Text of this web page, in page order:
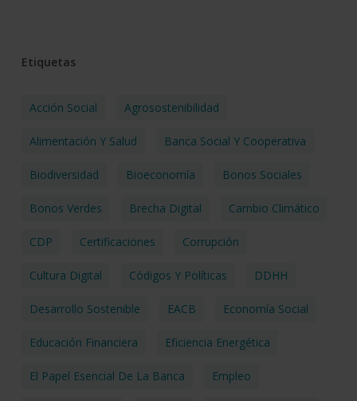
Etiquetas
Acción Social Agrosostenibilidad
Alimentación Y Salud Banca Social Y Cooperativa
Biodiversidad Bioeconomía Bonos Sociales
Bonos Verdes Brecha Digital Cambio Climático
CDP Certificaciones Corrupción
Cultura Digital Códigos Y Políticas DDHH
Desarrollo Sostenible EACB Economía Social
Educación Financiera Eficiencia Energética
El Papel Esencial De La Banca Empleo